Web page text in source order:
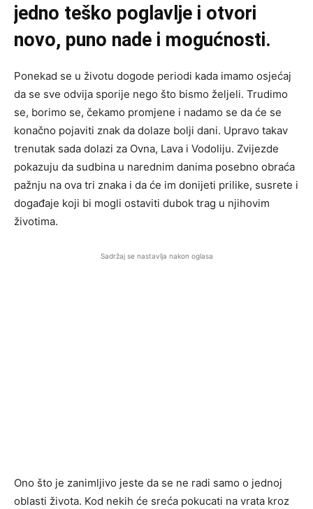
jedno teško poglavlje i otvori
novo, puno nade i mogućnosti.
Ponekad se u životu dogode periodi kada imamo osjećaj
da se sve odvija sporije nego što bismo željeli. Trudimo
se, borimo se, čekamo promjene i nadamo se da će se
konačno pojaviti znak da dolaze bolji dani. Upravo takav
trenutak sada dolazi za Ovna, Lava i Vodoliju. Zvijezde
pokazuju da sudbina u narednim danima posebno obraća
pažnju na ova tri znaka i da će im donijeti prilike, susrete i
događaje koji bi mogli ostaviti dubok trag u njihovim
životima.
Sadržaj se nastavlja nakon oglasa
Ono što je zanimljivo jeste da se ne radi samo o jednoj
oblasti života. Kod nekih će sreća pokucati na vrata kroz